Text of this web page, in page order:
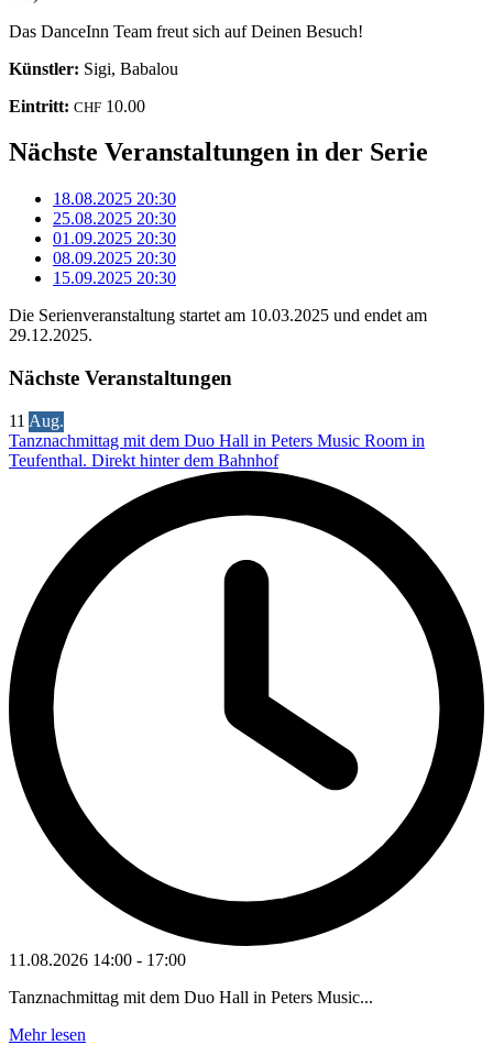
Das DanceInn Team freut sich auf Deinen Besuch!
Künstler: Sigi, Babalou
Eintritt: CHF 10.00
Nächste Veranstaltungen in der Serie
18.08.2025 20:30
25.08.2025 20:30
01.09.2025 20:30
08.09.2025 20:30
15.09.2025 20:30
Die Serienveranstaltung startet am 10.03.2025 und endet am
29.12.2025.
Nächste Veranstaltungen
11 Aug.
Tanznachmittag mit dem Duo Hall in Peters Music Room in
Teufenthal. Direkt hinter dem Bahnhof
11.08.2026 14:00 - 17:00
Tanznachmittag mit dem Duo Hall in Peters Music...
Mehr lesen